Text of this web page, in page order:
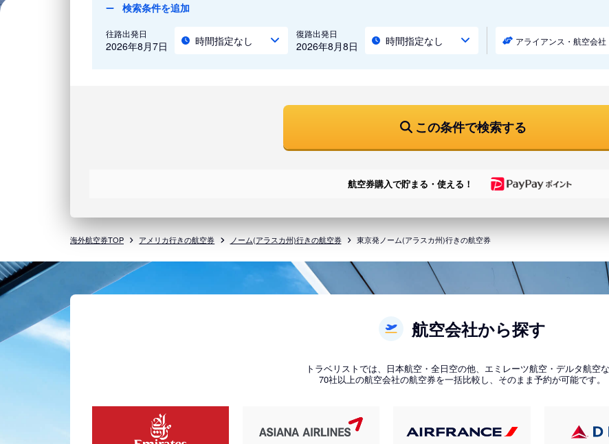
検索条件を追加
往路出発日
2026年8月7日 時間指定なし
復路出発日
2026年8月8日 時間指定なし アライアンス・航空会社
この条件で検索する
航空券購入で貯まる・使える！
海外航空券TOP アメリカ行きの航空券 ノーム(アラスカ州)行きの航空券 東京発ノーム(アラスカ州)行きの航空券
航空会社から探す
トラベリストでは、日本航空・全日空の他、エミレーツ航空・デルタ航空
70社以上の航空会社の航空券を一括比較し、そのまま予約が可能です。